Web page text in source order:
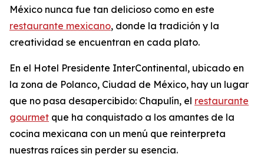
México nunca fue tan delicioso como en este
restaurante mexicano, donde la tradición y la
creatividad se encuentran en cada plato.
En el Hotel Presidente InterContinental, ubicado en
la zona de Polanco, Ciudad de México, hay un lugar
que no pasa desapercibido: Chapulín, el restaurante
gourmet que ha conquistado a los amantes de la
cocina mexicana con un menú que reinterpreta
nuestras raíces sin perder su esencia.